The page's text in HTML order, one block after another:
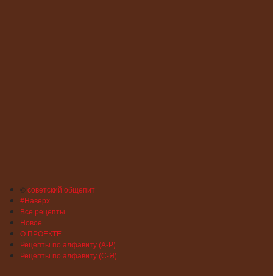
©советский общепит
#Наверх
Все рецепты
Новое
О ПРОЕКТЕ
Рецепты по алфавиту (А-Р)
Рецепты по алфавиту (С-Я)